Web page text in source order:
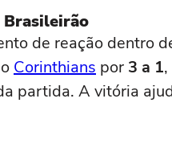
Brasileirão
de reação dentro
Corinthians por 3 a 1
partida. A vitória